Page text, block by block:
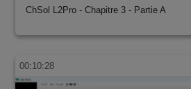
ChSol L2Pro - Chapitre 3 - Partie A
00:10:28